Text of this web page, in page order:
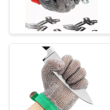
POLICY